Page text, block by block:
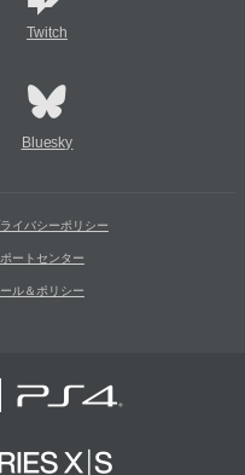
Twitch
Bluesky
イバシーポリシー
ートセンター
ル＆ポリシー